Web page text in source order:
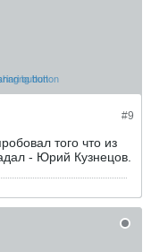
#9
того что из
- Юрий Кузнецов.